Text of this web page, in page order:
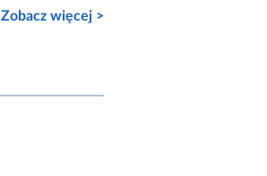
Zobacz więcej >